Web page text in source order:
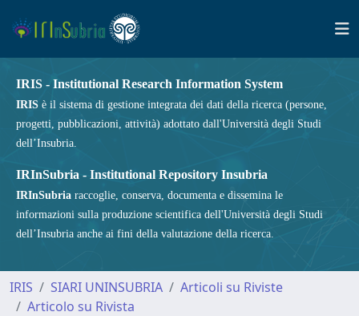
IRIS - Institutional Research Information System
IRIS è il sistema di gestione integrata dei dati della ricerca (persone,
progetti, pubblicazioni, attività) adottato dall'Università degli Studi
dell’Insubria.
IRInSubria - Institutional Repository Insubria
IRInSubria raccoglie, conserva, documenta e dissemina le
informazioni sulla produzione scientifica dell'Università degli Studi
dell’Insubria anche ai fini della valutazione della ricerca.
IRIS SIARI UNINSUBRIA
Articoli su Riviste
Articolo su Rivista